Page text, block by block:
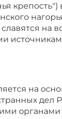
на
на
дел